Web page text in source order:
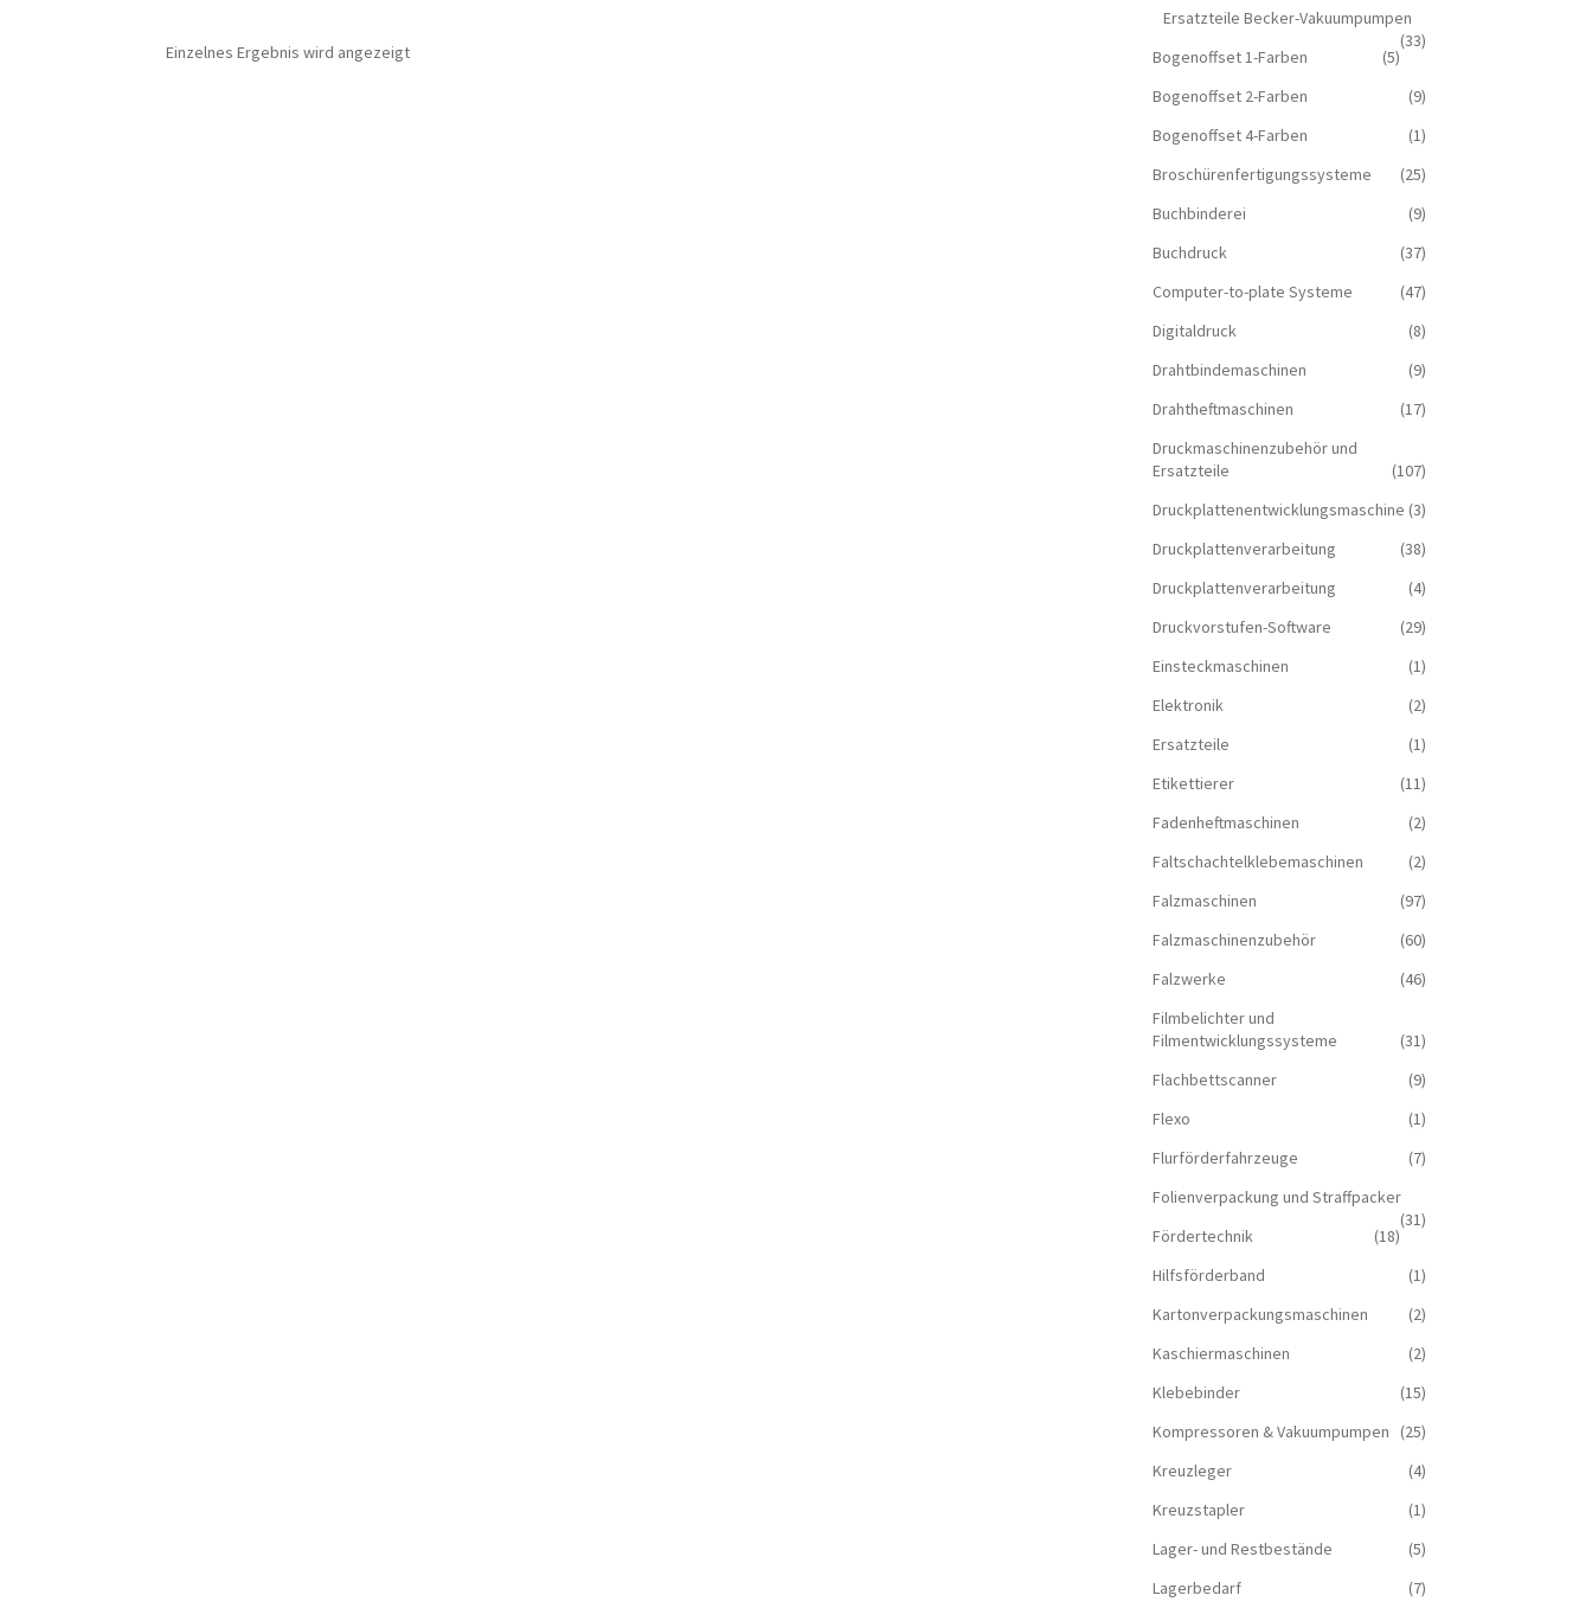
Einzelnes Ergebnis wird angezeigt
Ersatzteile Becker-Vakuumpumpen
(33)
Bogenoffset 1-Farben
(5)
Bogenoffset 2-Farben
(9)
Bogenoffset 4-Farben
(1)
Broschürenfertigungssysteme
(25)
Buchbinderei
(9)
Buchdruck
(37)
Computer-to-plate Systeme
(47)
Digitaldruck
(8)
Drahtbindemaschinen
(9)
Drahtheftmaschinen
(17)
Druckmaschinenzubehör und
Ersatzteile
(107)
Druckplattenentwicklungsmaschine (3)
Druckplattenverarbeitung
(38)
Druckplattenverarbeitung
(4)
Druckvorstufen-Software
(29)
Einsteckmaschinen
(1)
Elektronik
(2)
Ersatzteile
(1)
Etikettierer
(11)
Fadenheftmaschinen
(2)
Faltschachtelklebemaschinen
(2)
Falzmaschinen
(97)
Falzmaschinenzubehör
(60)
Falzwerke
(46)
Filmbelichter und
Filmentwicklungssysteme
(31)
Flachbettscanner
(9)
Flexo
(1)
Flurförderfahrzeuge
(7)
Folienverpackung und Straffpacker
(31)
Fördertechnik
(18)
Hilfsförderband
(1)
Kartonverpackungsmaschinen
(2)
Kaschiermaschinen
(2)
Klebebinder
(15)
Kompressoren & Vakuum­pumpen
(25)
Kreuzleger
(4)
Kreuzstapler
(1)
Lager- und Restbestände
(5)
Lagerbedarf
(7)